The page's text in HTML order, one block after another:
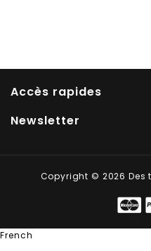
Accès rapides
Newsletter
Copyright © 2026
French